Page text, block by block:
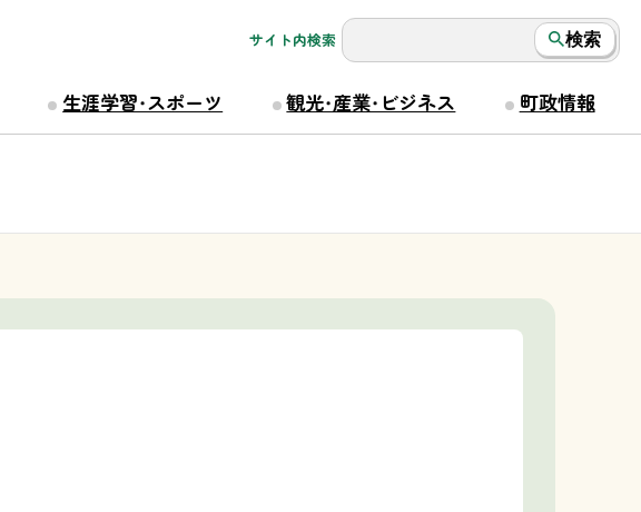
サイト内検索 検索
生涯学習・スポーツ 観光・産業・ビジネス 町政情報